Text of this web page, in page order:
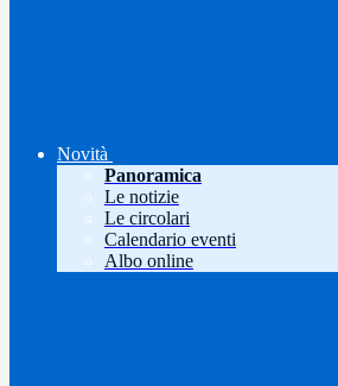
Novità
Panoramica
Le notizie
Le circolari
Calendario eventi
Albo online